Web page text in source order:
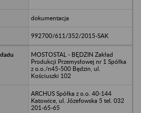
dokumentacja
992700/611/352/2015-SAK
MOSTOSTAL - BĘDZIN Zakład
Produkcji Przemysłowej nr 1 Spółka
z o.o./n45-500 Będzin, ul.
Kościuszki 102
ARCHUS Spółka z o.o. 40-144
Katowice, ul. Józefowska 5 tel. 032
201-65-65